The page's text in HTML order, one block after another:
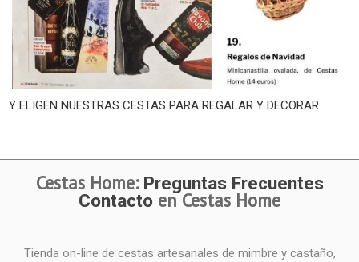
Y ELIGEN NUESTRAS CESTAS PARA REGALAR Y DECORAR
Cestas Home: Preguntas Frecuentes
Contacto en Cestas Home
Tienda on-line de cestas artesanales de mimbre y castaño,